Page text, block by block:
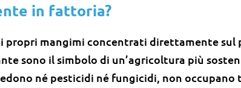
in fattoria?
propri mangimi concentrati direttamente sul
sono il simbolo di un’agricoltura più
né pesticidi né fungicidi, non occupano